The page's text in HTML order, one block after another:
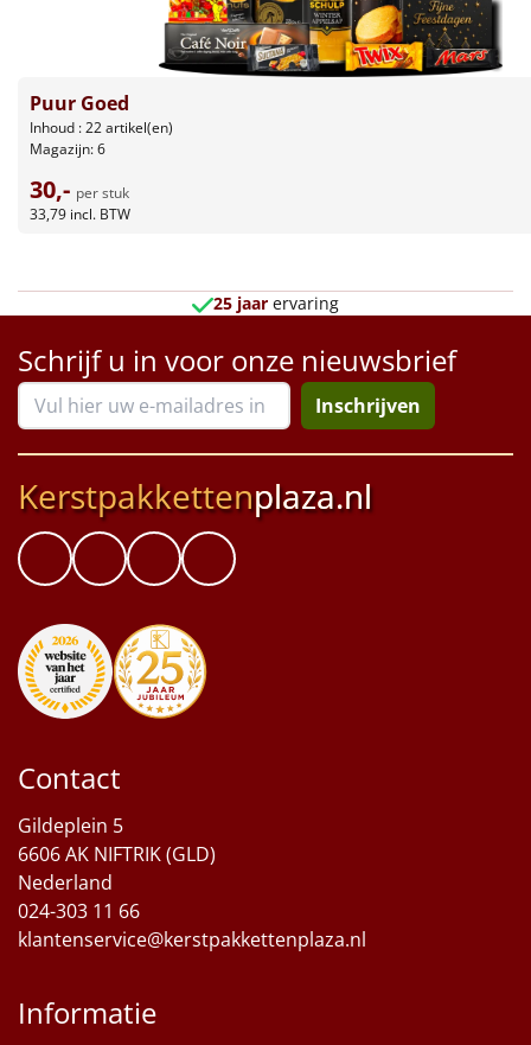
Tas
Borrelplank
Warmtekussen
NIEUW
Slowcooker
Noodradio NIEUW
Deken (fleece plaid)
Alle artikelen
Overige
Ideeën
Personeel
Sinterklaaspakketten
Particulier
Kerstgeschenken 2026
Cadeaubon
Puur Goed
Inhoud : 22 artikel(en)
Magazijn: 6
30,- per stuk
33,79 incl. BTW
25 jaar ervaring
Schrijf u in voor onze nieuwsbrief
Inschrijven
Kerstpakkettenplaza.nl
Contact
Gildeplein 5
6606 AK NIFTRIK (GLD)
Nederland
024-303 11 66
klantenservice@kerstpakkettenplaza.nl
Informatie